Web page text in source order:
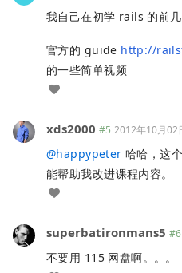
我自己在初学 rails 的前
官方的 guide http://
的一些简单视频
xds2000 #5 2012年10月02
@happypeter 哈哈，这
能帮助我改进课程内容。
superbatironmans5 #6
不要用 115 网盘啊。。。